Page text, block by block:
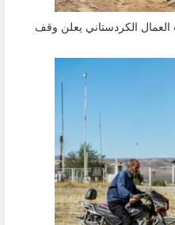
العمال الكردستاني يعلن وقف